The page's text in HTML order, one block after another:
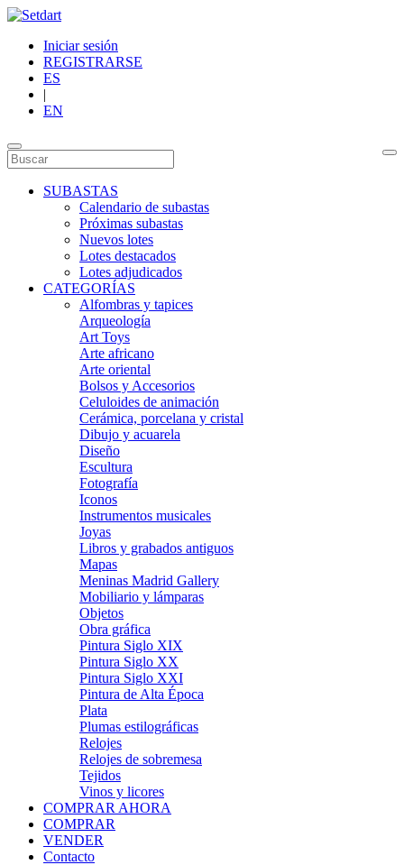
Iniciar sesión
REGISTRARSE
ES
|
EN
SUBASTAS
Calendario de subastas
Próximas subastas
Nuevos lotes
Lotes destacados
Lotes adjudicados
CATEGORÍAS
Alfombras y tapices
Arqueología
Art Toys
Arte africano
Arte oriental
Bolsos y Accesorios
Celuloides de animación
Cerámica, porcelana y cristal
Dibujo y acuarela
Diseño
Escultura
Fotografía
Iconos
Instrumentos musicales
Joyas
Libros y grabados antiguos
Mapas
Meninas Madrid Gallery
Mobiliario y lámparas
Objetos
Obra gráfica
Pintura Siglo XIX
Pintura Siglo XX
Pintura Siglo XXI
Pintura de Alta Época
Plata
Plumas estilográficas
Relojes
Relojes de sobremesa
Tejidos
Vinos y licores
COMPRAR AHORA
COMPRAR
VENDER
Contacto